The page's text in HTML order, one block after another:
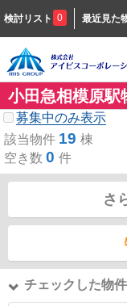
検討リスト 0 最近見た
小田急相模原駅
募集中のみ表示
該当物件 19 棟
空き数 0 件
さ
チェックした物